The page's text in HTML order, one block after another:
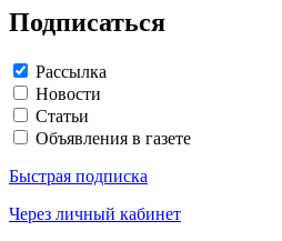
Подписаться
Рассылка
Новости
Статьи
Объявления в газете
Быстрая подписка
Через личный кабинет